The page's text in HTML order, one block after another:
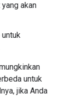
akan
untuk
untuk
jika Anda